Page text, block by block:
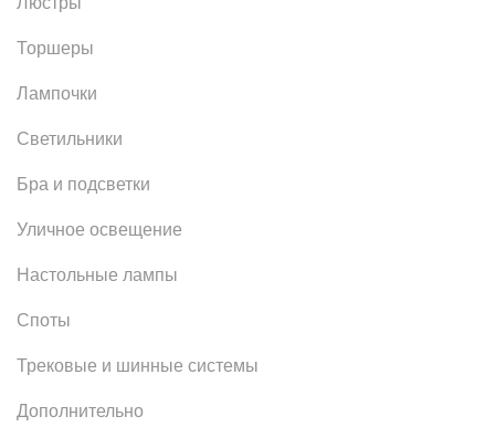
Торшеры
Лампочки
Светильники
Бра и подсветки
Уличное освещение
Настольные лампы
Споты
Трековые и шинные системы
Дополнительно